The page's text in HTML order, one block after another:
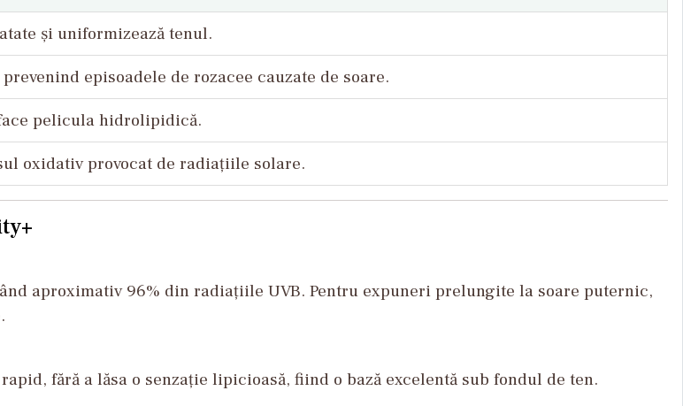
și uniformizează tenul.
episoadele de rozacee cauzate de soare.
pelicula hidrolipidică.
oxidativ provocat de radiațiile solare.
aproximativ 96% din radiațiile UVB. Pentru expuneri prelungite la soare puternic,
fără a lăsa o senzație lipicioasă, fiind o bază excelentă sub fondul de ten.